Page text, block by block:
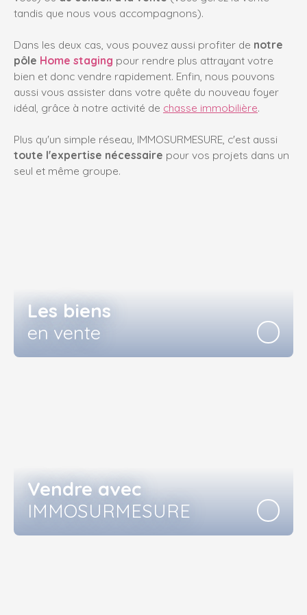
tandis que nous vous accompagnons).
Dans les deux cas, vous pouvez aussi profiter de notre
pôle Home staging pour rendre plus attrayant votre
bien et donc vendre rapidement. Enfin, nous pouvons
aussi vous assister dans votre quête du nouveau foyer
idéal, grâce à notre activité de chasse immobilière.
Plus qu'un simple réseau, IMMOSURMESURE, c'est aussi
toute l'expertise nécessaire pour vos projets dans un
seul et même groupe.
Les biens
en vente
Vendre avec
IMMOSURMESURE